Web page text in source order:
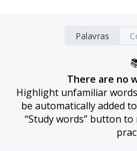
Palavras
There are no
Highlight unfamiliar
be automatically added
“Study words” button